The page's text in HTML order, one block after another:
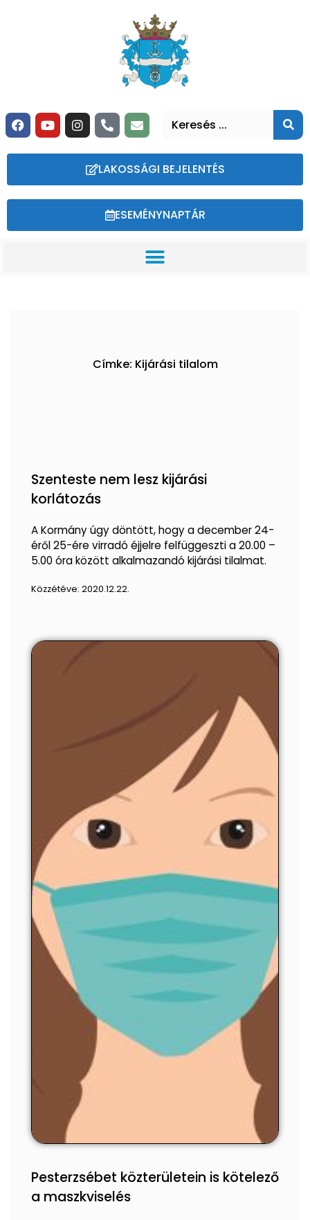
LAKOSSÁGI BEJELENTÉS
ESEMÉNYNAPTÁR
Címke: Kijárási tilalom
Szenteste nem lesz kijárási
korlátozás
A Kormány úgy döntött, hogy a december 24-
éről 25-ére virradó éjjelre felfüggeszti a 20.00 –
5.00 óra között alkalmazandó kijárási tilalmat.
Közzétéve: 2020.12.22.
Pesterzsébet közterületein is kötelező
a maszkviselés